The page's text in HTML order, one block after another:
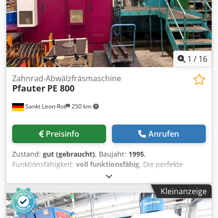
1 / 16
Sankt Leon-Rot 250 km
Zahnrad-Abwälzfräsmaschine
Pfauter PE 800
Preisinfo Anrufen
Zustand: gut (gebraucht), Baujahr: 1995,
Funktionsfähigkeit: voll funktionsfähig, Die perfekte
Retrofit Maschine! Mechanisch in einem sagenhaften
Zustand! Diese Maschine ist noch bis zum 12.05.2026
unter Strom zu besichtigen und wird dann aus
Platzgründen demontiert. Bitte entnehmen Sie anbei im
Anhang zum Download die aktuellen KLINGELNBERG
Kleinanzeige